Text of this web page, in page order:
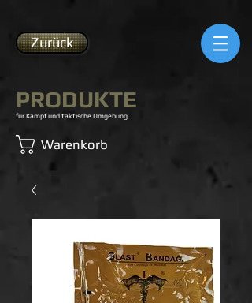
Zurück
PRODUKTE
für Kampf und taktische Umgebung
Warenkorb